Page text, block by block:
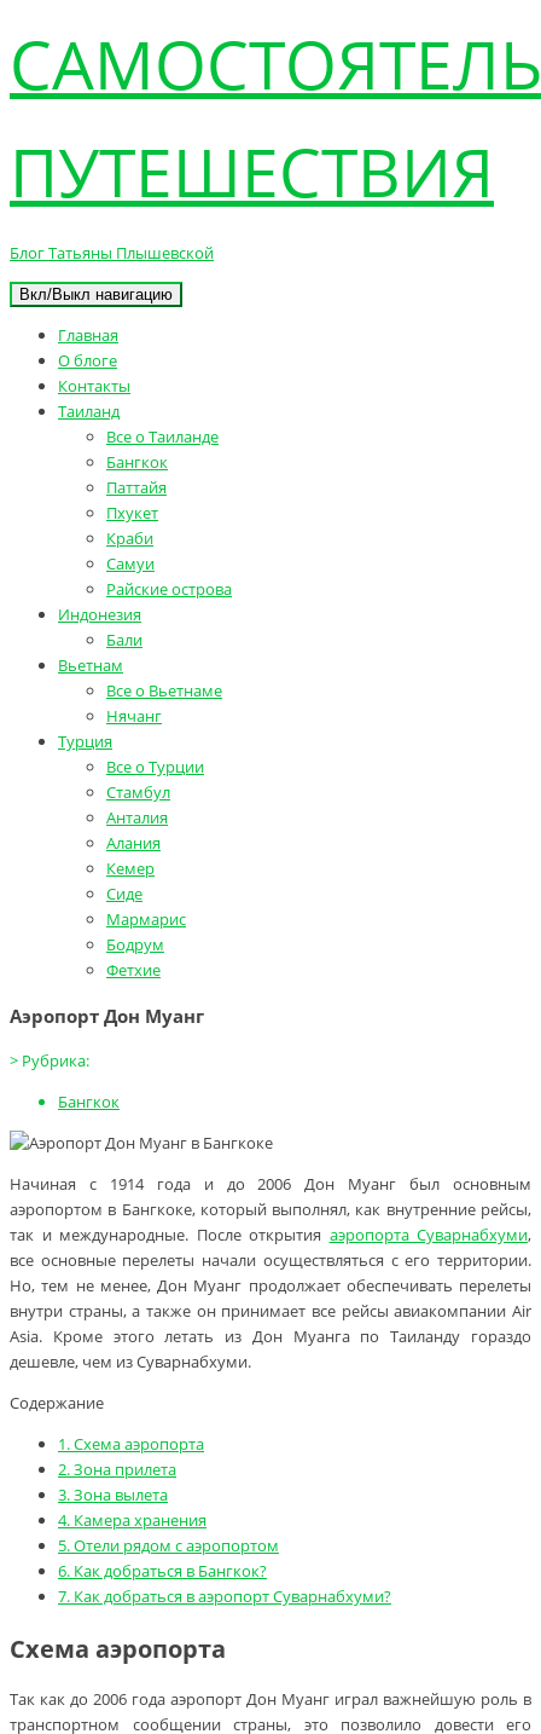
ПУТЕШЕСТВИЯ
Блог Татьяны Плышевской
Вкл/Выкл навигацию
Главная
О блоге
Контакты
Таиланд
Все о Таиланде
Бангкок
Паттайя
Пхукет
Краби
Самуи
Райские острова
Индонезия
Бали
Вьетнам
Все о Вьетнаме
Нячанг
Турция
Все о Турции
Стамбул
Анталия
Алания
Кемер
Сиде
Мармарис
Бодрум
Фетхие
Аэропорт Дон Муанг
> Рубрика:
Бангкок
Начиная с 1914 года и до 2006 Дон Муанг был основным
аэропортом в Бангкоке, который выполнял, как внутренние рейсы,
так и международные. После открытия аэропорта Суварнабхуми,
все основные перелеты начали осуществляться с его территории.
Но, тем не менее, Дон Муанг продолжает обеспечивать перелеты
внутри страны, а также он принимает все рейсы авиакомпании Air
Asia. Кроме этого летать из Дон Муанга по Таиланду гораздо
дешевле, чем из Суварнабхуми.
Содержание
1.Схема аэропорта
2.Зона прилета
3.Зона вылета
4. Камера хранения
5.Отели рядом с аэропортом
6. Как добраться в Бангкок?
7. Как добраться в аэропорт Суварнабхуми?
Схема аэропорта
Так как до 2006 года аэропорт Дон Муанг играл важнейшую роль в
транспортном сообщении страны, это позволило довести его